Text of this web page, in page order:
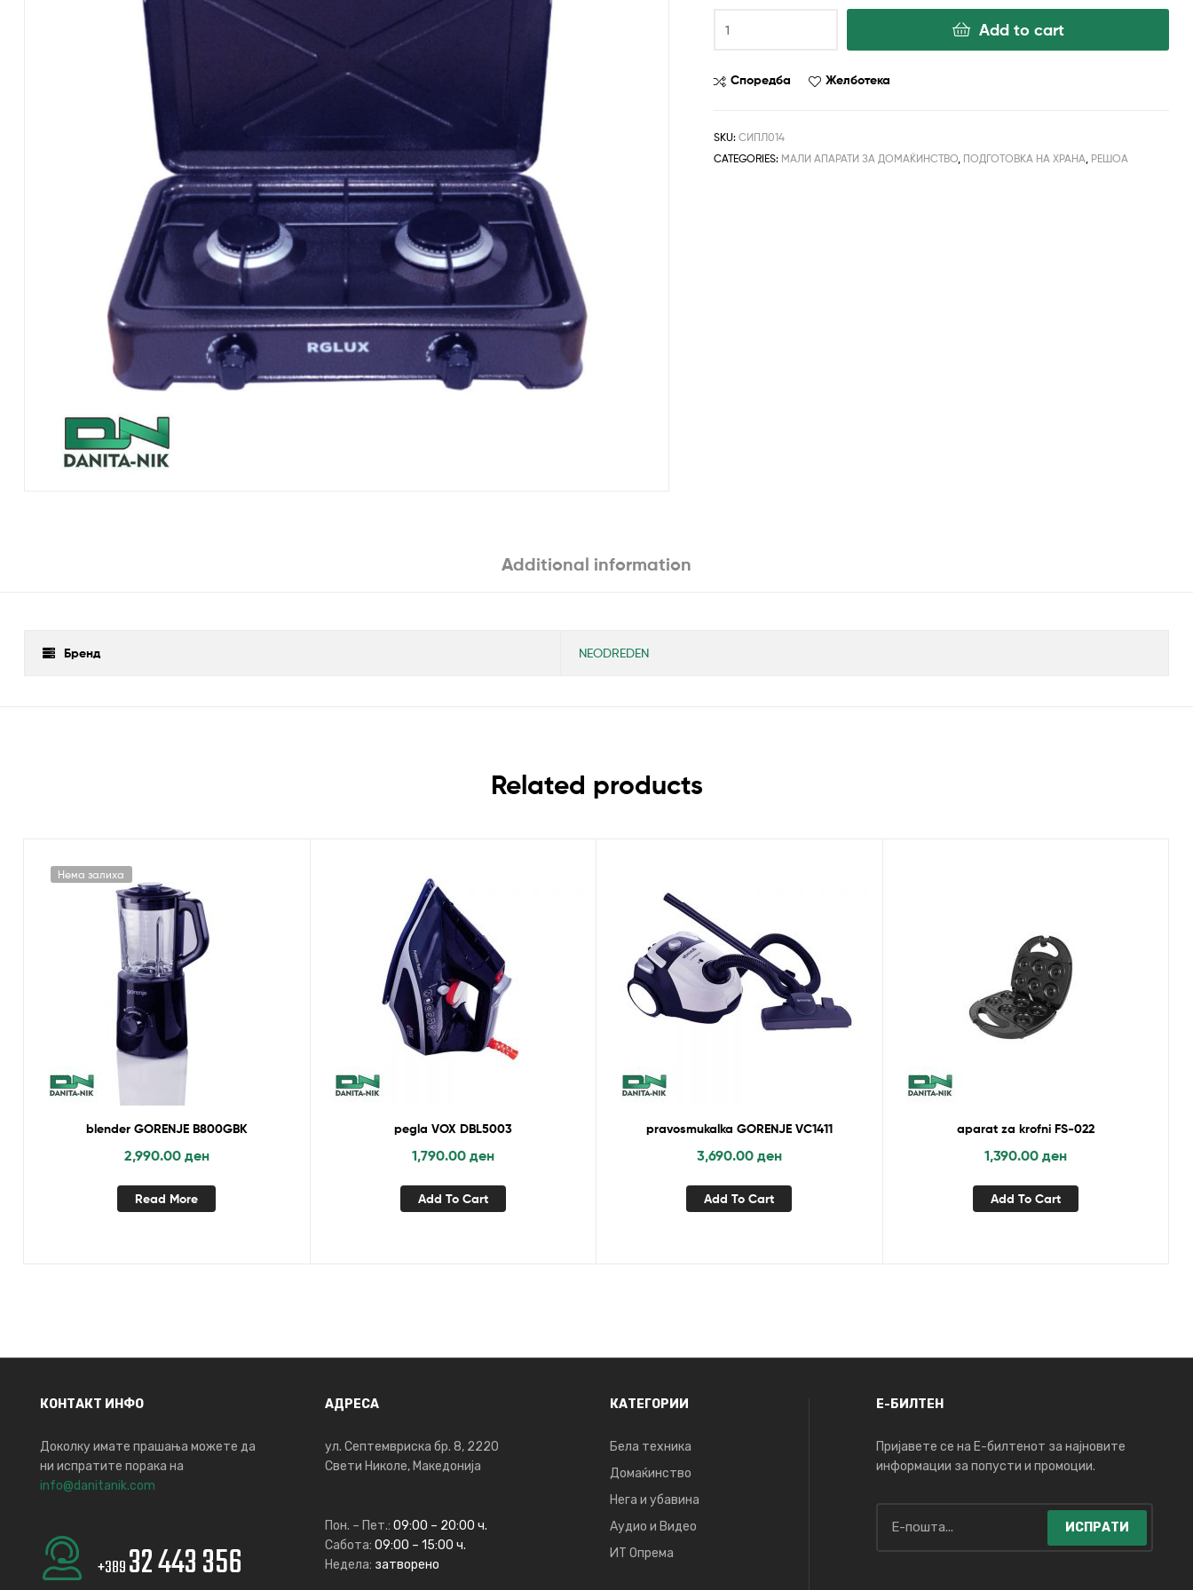
Add to cart
Споредба Желботека
SKU:СИПЛ014
CATEGORIES: МАЛИ АПАРАТИ ЗА ДОМАЌИНСТВО, ПОДГОТОВКА НА ХРАНА, РЕШОА
Additional information
Бренд NEODREDEN
Related products
Нема залиха
blender GORENJE B800GBK
2,990.00 ден
Read More
pegla VOX DBL5003
1,790.00 ден
Add To Cart
pravosmukalka GORENJE VC1411
3,690.00 ден
Add To Cart
aparat za krofni FS-022
1,390.00 ден
Add To Cart
КОНТАКТ ИНФО
Доколку имате прашања можете да
ни испратите порака на
info@danitanik.com
+38932 443 356
АДРЕСА
ул. Септемвриска бр. 8, 2220
Свети Николе, Македонија
Пон. – Пет.: 09:00 – 20:00 ч.
Сабота: 09:00 – 15:00 ч.
Недела: затворено
КАТЕГОРИИ
Бела техника
Домаќинство
Нега и убавина
Аудио и Видео
ИТ Опрема
Е-БИЛТЕН
Пријавете се на Е-билтенот за најновите
информации за попусти и промоции.
ИСПРАТИ